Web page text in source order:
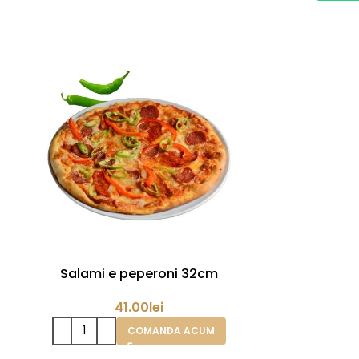
Salami e peperoni 32cm
41.00lei
COMANDA ACUM